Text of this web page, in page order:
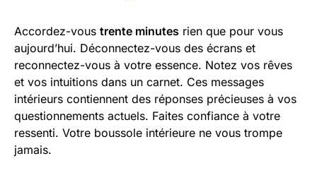
Accordez-vous trente minutes rien que pour vous
aujourd’hui. Déconnectez-vous des écrans et
reconnectez-vous à votre essence. Notez vos rêves
et vos intuitions dans un carnet. Ces messages
intérieurs contiennent des réponses précieuses à vos
questionnements actuels. Faites confiance à votre
ressenti. Votre boussole intérieure ne vous trompe
jamais.